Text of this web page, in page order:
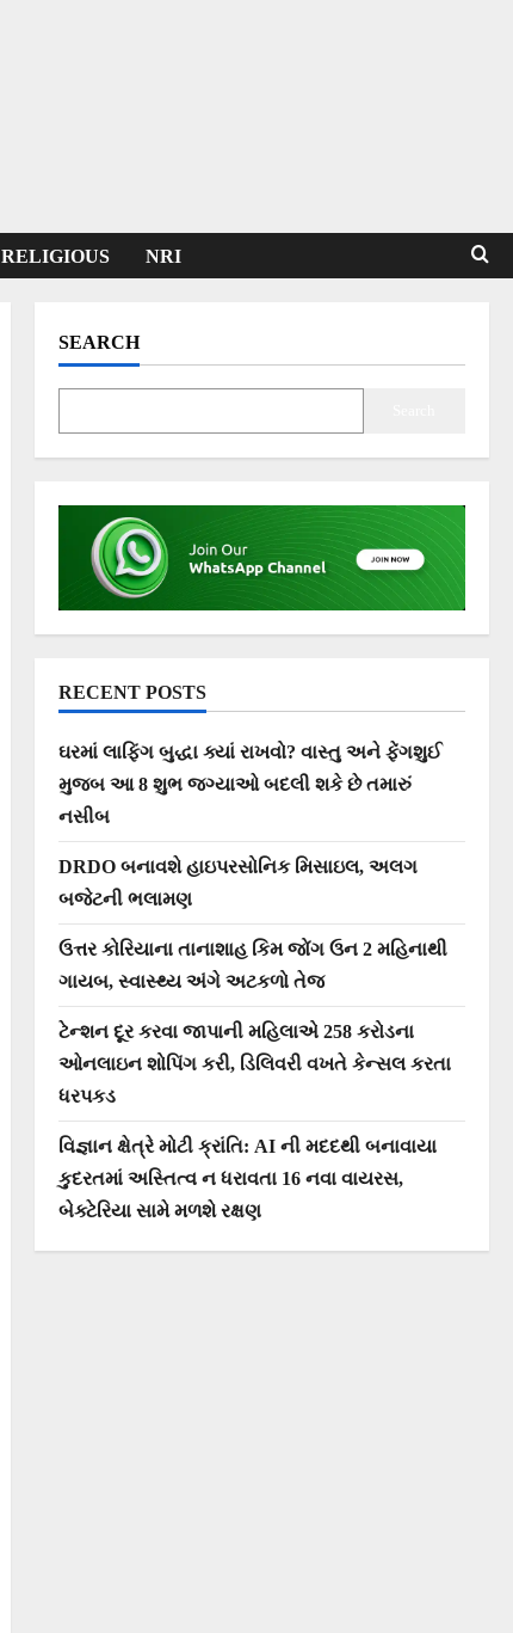
RELIGIOUS NRI
SEARCH
RECENT POSTS
ઘરમાં લાફિંગ બુદ્ધા ક્યાં રાખવો? વાસ્તુ અને ફેંગશુઈ
મુજબ આ 8 શુભ જગ્યાઓ બદલી શકે છે તમારું
નસીબ
DRDO બનાવશે હાઇપરસોનિક મિસાઇલ, અલગ
બજેટની ભલામણ
ઉત્તર કોરિયાના તાનાશાહ કિમ જોંગ ઉન 2 મહિનાથી
ગાયબ, સ્વાસ્થ્ય અંગે અટકળો તેજ
ટેન્શન દૂર કરવા જાપાની મહિલાએ 258 કરોડના
ઓનલાઇન શોપિંગ કરી, ડિલિવરી વખતે કેન્સલ કરતા
ધરપકડ
વિજ્ઞાન ક્ષેત્રે મોટી ક્રાંતિ: AI ની મદદથી બનાવાયા
કુદરતમાં અસ્તિત્વ ન ધરાવતા 16 નવા વાયરસ,
બેક્ટેરિયા સામે મળશે રક્ષણ